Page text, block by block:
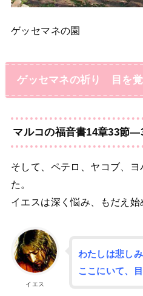
ゲッセマネの園
ゲッセマネの祈り 目を
マルコの福音書14章33節
そして、ペテロ、ヤコブ、
た。
イエスは深く悩み、もだえ始
イエス
わたしは悲し
ここにいて、